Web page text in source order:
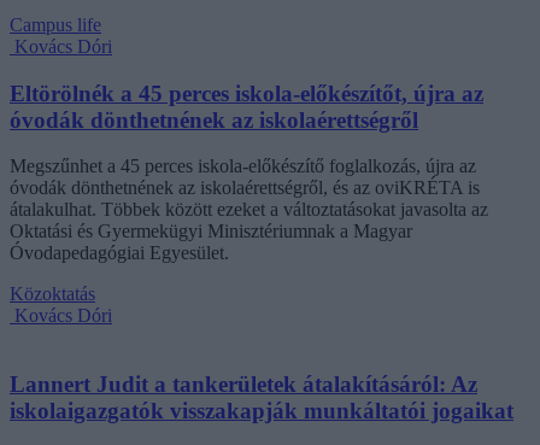
Campus life
Kovács Dóri
Eltörölnék a 45 perces iskola-előkészítőt, újra az
óvodák dönthetnének az iskolaérettségről
Megszűnhet a 45 perces iskola-előkészítő foglalkozás, újra az
óvodák dönthetnének az iskolaérettségről, és az oviKRÉTA is
átalakulhat. Többek között ezeket a változtatásokat javasolta az
Oktatási és Gyermekügyi Minisztériumnak a Magyar
Óvodapedagógiai Egyesület.
Közoktatás
Kovács Dóri
Lannert Judit a tankerületek átalakításáról: Az
iskolaigazgatók visszakapják munkáltatói jogaikat